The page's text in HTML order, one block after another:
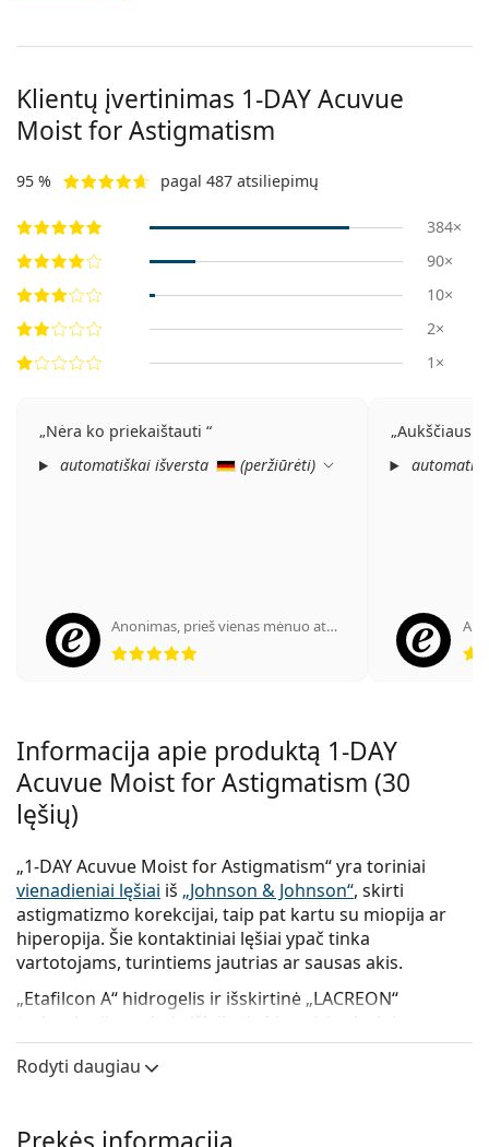
Klientų įvertinimas 1-DAY Acuvue
Moist for Astigmatism
95 % pagal 487 atsiliepimų
384×
90×
10×
2×
1×
Nėra ko priekaištauti
automatiškai išversta
(peržiūrėti)
Anonimas, prieš vienas mėnuo atgal
Informacija apie produktą 1-DAY
Acuvue Moist for Astigmatism (30
lęšių)
„1-DAY Acuvue Moist for Astigmatism“ yra toriniai
vienadieniai lęšiai iš „Johnson & Johnson“, skirti
astigmatizmo korekcijai, taip pat kartu su miopija ar
hiperopija. Šie kontaktiniai lęšiai ypač tinka
vartotojams, turintiems jautrias ar sausas akis.
„Etafilcon A“ hidrogelis ir išskirtinė „LACREON“
technologija padeda išlaikyti akis gaivias ir drėgnas
visą dieną, užkertant kelią sausumui ir dirginimui.
Specialus torinis dizainas užtikrina nuolat aiškų ir
Rodyti daugiau